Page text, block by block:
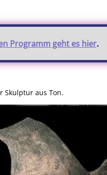
Programm geht es hier.
Skulptur aus Ton.